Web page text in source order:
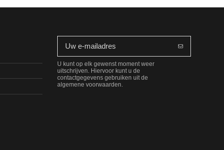
U kunt op elk gewenst moment weer
uitschrijven. Hiervoor kunt u de
contactgegevens gebruiken uit de
algemene voorwaarden.